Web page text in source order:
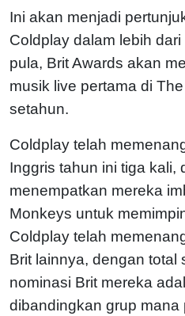
Ini akan menjadi
Coldplay dalam lebih
pula, Brit Awards akan
musik live pertama di
setahun.
Coldplay telah
Inggris tahun ini tiga kali,
menempatkan mereka
Monkeys untuk
Coldplay telah
Brit lainnya, dengan total
nominasi Brit mereka
dibandingkan grup mana